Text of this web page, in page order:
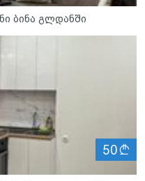
ბინა გლდანში
50